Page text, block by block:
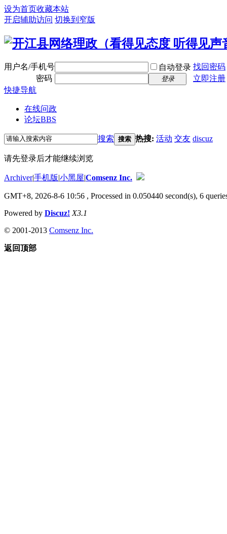
设为首页收藏本站
开启辅助访问 切换到窄版
用户名/手机号 自动登录 找回密码
密码
登录
立即注册
快捷导航
在线问政
论坛BBS
搜索 搜索 热搜: 活动 交友 discuz
请先登录后才能继续浏览
Archiver|手机版|小黑屋|Comsenz Inc.
GMT+8, 2026-8-6 10:56 , Processed in 0.050440 second(s), 6
Powered by Discuz! X3.1
© 2001-2013 Comsenz Inc.
返回顶部